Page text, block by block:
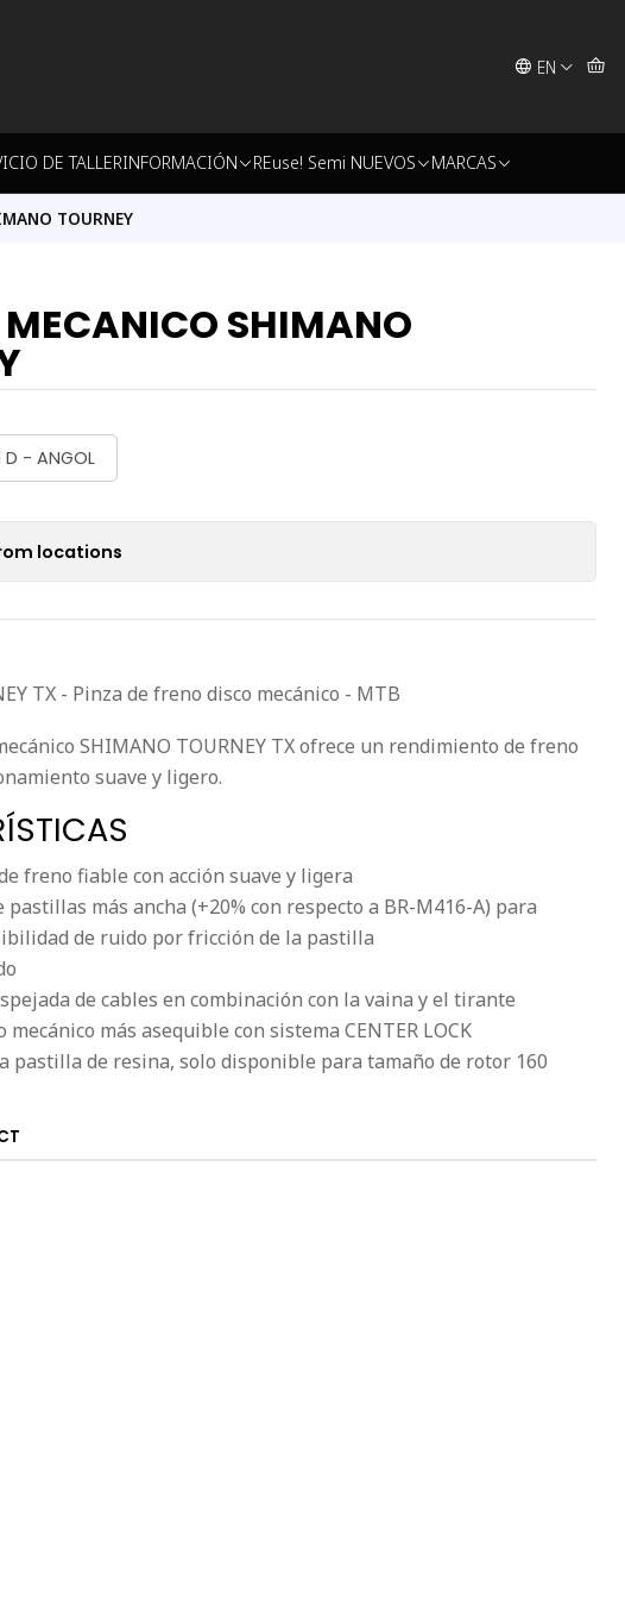
EN
DE TALLERINFORMACIÓN REuse! Semi NUEVOS MARCAS
TOURNEY
MECANICO SHIMANO
D - ANGOL
locations
TX - Pinza de freno disco mecánico - MTB
SHIMANO TOURNEY TX ofrece un rendimiento de freno
suave y ligero.
freno fiable con acción suave y ligera
pastillas más ancha (+20% con respecto a BR-M416-A) para
de ruido por fricción de la pastilla
de cables en combinación con la vaina y el tirante
mecánico más asequible con sistema CENTER LOCK
pastilla de resina, solo disponible para tamaño de rotor 160